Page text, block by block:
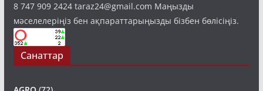
8 747 909 2424 taraz24@gmail.com Маңызды
мәселелеріңіз бен ақпараттарыңызды бізбен бөлісіңіз.
Санаттар